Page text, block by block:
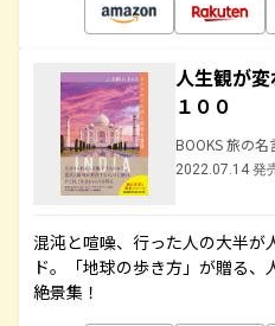
人生観が
１００
BOOKS 旅の名
2022.07.14 発
混沌と喧噪、行った人の大半が
ド。「地球の歩き方」が贈る
絶景集！